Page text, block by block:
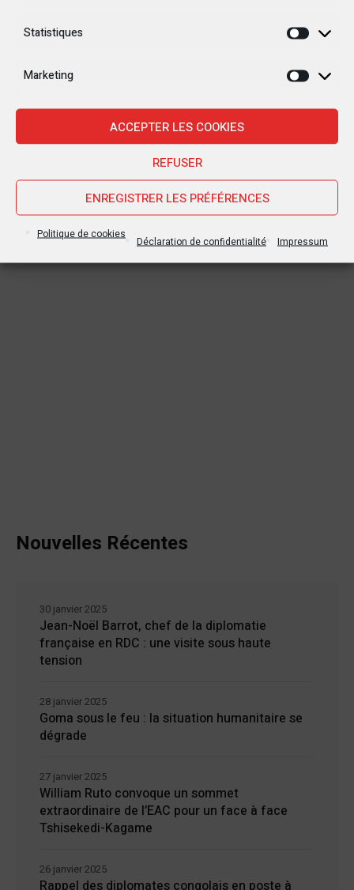
Statistiques
Marketing
ACCEPTER LES COOKIES
REFUSER
ENREGISTRER LES PRÉFÉRENCES
Politique de cookies
Déclaration de confidentialité Impressum
Nouvelles Récentes
Jean-Noël Barrot, chef de la diplomatie
française en RDC : une visite sous haute
tension
30 janvier 2025
Goma sous le feu : la situation humanitaire se
dégrade
28 janvier 2025
William Ruto convoque un sommet
extraordinaire de l’EAC pour un face à face
Tshisekedi-Kagame
27 janvier 2025
Rappel des diplomates congolais en poste à
26 janvier 2025